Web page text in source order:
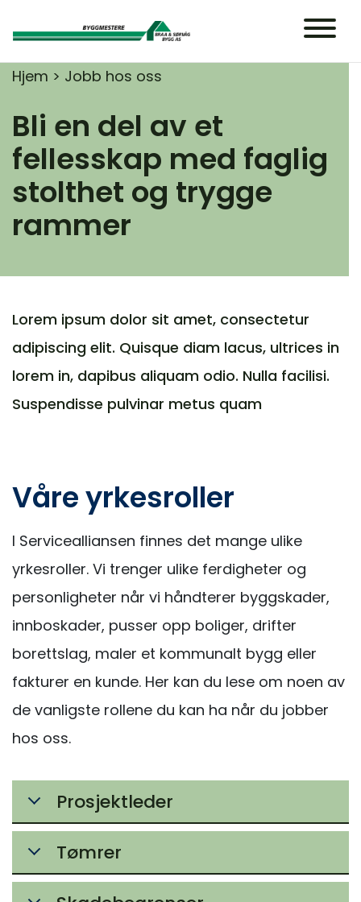
Main Navigation
Hjem > Jobb hos oss
Bli en del av et
fellesskap med faglig
stolthet og trygge
rammer
Lorem ipsum dolor sit amet, consectetur
adipiscing elit. Quisque diam lacus, ultrices in
lorem in, dapibus aliquam odio. Nulla facilisi.
Suspendisse pulvinar metus quam
Våre yrkesroller
I Servicealliansen finnes det mange ulike
yrkesroller. Vi trenger ulike ferdigheter og
personligheter når vi håndterer byggskader,
innboskader, pusser opp boliger, drifter
borettslag, maler et kommunalt bygg eller
fakturer en kunde. Her kan du lese om noen av
de vanligste rollene du kan ha når du jobber
hos oss.
Prosjektleder
Tømrer